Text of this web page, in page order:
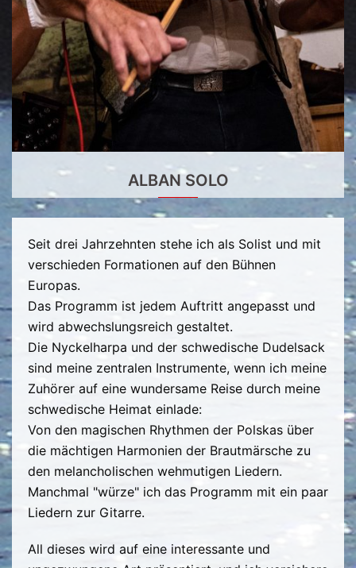
ALBAN SOLO
Seit drei Jahrzehnten stehe ich als Solist und mit
verschieden Formationen auf den Bühnen
Europas.
Das Programm ist jedem Auftritt angepasst und
wird abwechslungsreich gestaltet.
Die Nyckelharpa und der schwedische Dudelsack
sind meine zentralen Instrumente, wenn ich meine
Zuhörer auf eine wundersame Reise durch meine
schwedische Heimat einlade:
Von den magischen Rhythmen der Polskas über
die mächtigen Harmonien der Brautmärsche zu
den melancholischen wehmutigen Liedern.
Manchmal "würze" ich das Programm mit ein paar
Liedern zur Gitarre.
All dieses wird auf eine interessante und